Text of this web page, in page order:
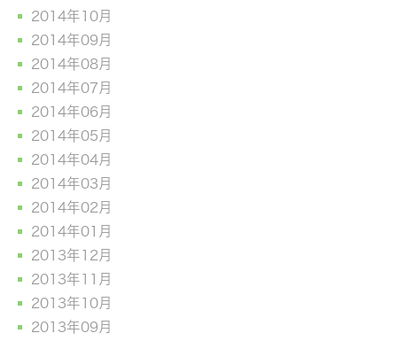
2014年10月
2014年09月
2014年08月
2014年07月
2014年06月
2014年05月
2014年04月
2014年03月
2014年02月
2014年01月
2013年12月
2013年11月
2013年10月
2013年09月